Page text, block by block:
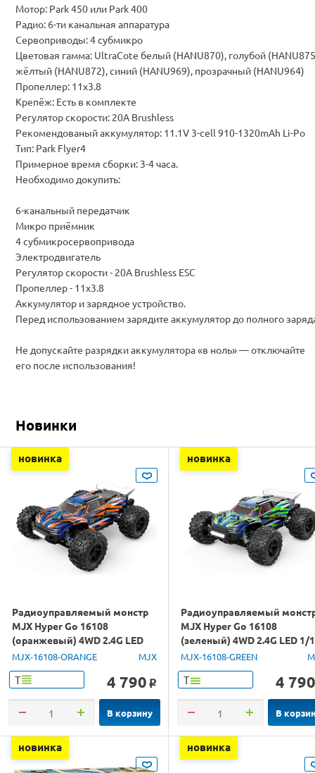
Мотор: Park 450 или Park 400
Радио: 6-ти канальная аппаратура
Сервоприводы: 4 субмикро
Цветовая гамма: UltraCote белый (HANU870), голубой
жёлтый (HANU872), синий (HANU969), прозрачный (HANU964)
Пропеллер: 11x3.8
Крепёж: Есть в комплекте
Регулятор скорости: 20A Brushless
Рекомендованый аккумулятор: 11.1V 3-cell 910-1320mAh Li-Po
Тип: Park Flyer4
Примерное время сборки: 3-4 часа.
Необходимо докупить:
6-канальный передатчик
Микро приёмник
4 субмикросервопривода
Электродвигатель
Регулятор скорости - 20A Brushless ESC
Пропеллер - 11x3.8
Аккумулятор и зарядное устройство.
Перед использованием зарядите аккумулятор до полного
Не допускайте разрядки аккумулятора «в ноль» — отключайте
его после использования!
Новинки
новинка
Радиоуправляемый монстр
MJX Hyper Go 16108
(оранжевый) 4WD 2.4G LED
1/16 RTR
MJX-16108-ORANGE MJX
Т 4 790 o
В корзину
новинка
Радиоуправляемый
MJX Hyper Go 16108
(зеленый) 4WD 2.4G LED 1/
RTR
MJX-16108-GREEN
Т 4 790
В
новинка новинка